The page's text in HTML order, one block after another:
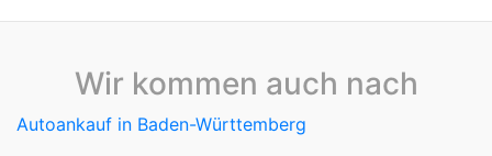
Wir kommen auch nach
Autoankauf in Baden-Württemberg